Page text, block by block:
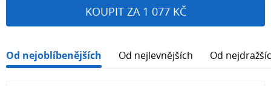
KOUPIT ZA 1 077 KČ
Od nejoblíbenějších Od nejlevnějších Od